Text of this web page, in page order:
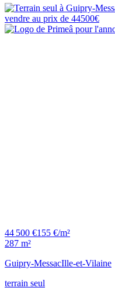
44 500 €155 €/m²
287 m²
Guipry-MessacIlle-et-Vilaine
terrain seul